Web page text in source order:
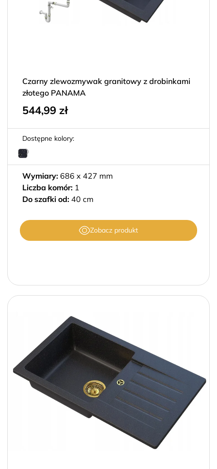
Czarny zlewozmywak granitowy z drobinkami
złotego PANAMA
544,99 zł
Dostępne kolory:
Wymiary: 686 x 427 mm
Liczba komór: 1
Do szafki od: 40 cm
Zobacz produkt